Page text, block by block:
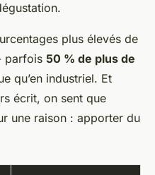
plus élevés de
parfois 50 % de plus de
qu’en industriel. Et
écrit, on sent que
une raison : apporter du